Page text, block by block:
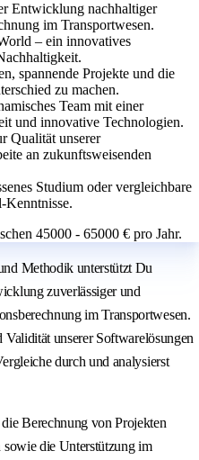
Entwicklung nachhaltiger
im Transportwesen.
– ein innovatives
spannende Projekte und die
zu machen.
Team mit einer
und innovative Technologien.
Qualität unserer
an zukunftsweisenden
Studium oder vergleichbare
Kenntnisse.
45000 - 65000 € pro Jahr.
Methodik unterstützt Du
zuverlässiger und
im Transportwesen.
unserer Softwarelösungen
durch und analysierst
Berechnung von Projekten
die Unterstützung im